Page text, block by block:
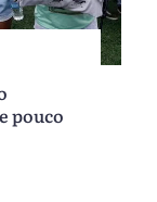
pouco